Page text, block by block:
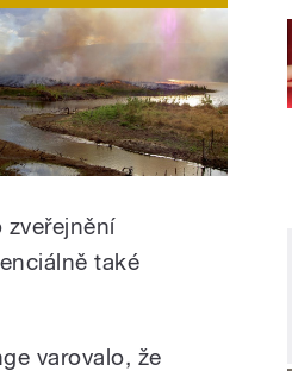
zveřejnění
také
varovalo, že